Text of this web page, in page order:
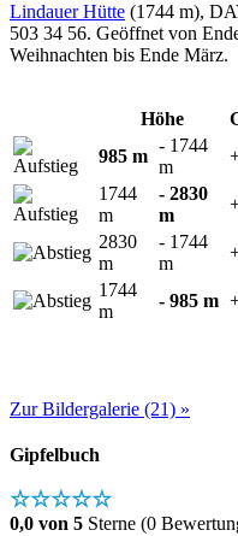
Lindauer Hütte (1744 m),
503 34 56. Geöffnet von
Weihnachten bis Ende März.
Höhe
985 m
- 1744
m
1744
m
- 2830
m
2830
m
- 1744
m
1744
m
- 985 m
Zur Bildergalerie (21) »
Gipfelbuch
☆☆☆☆☆
0,0 von 5 Sterne (0